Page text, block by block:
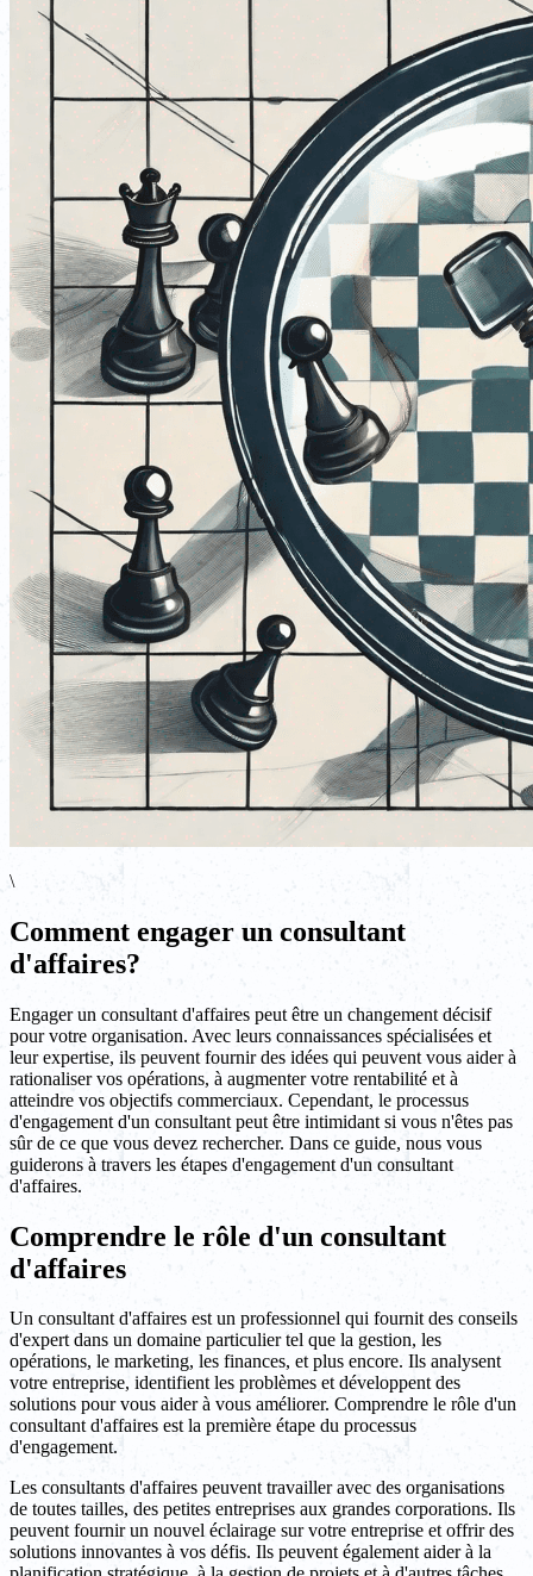
\
Comment engager un consultant
d'affaires?
Engager un consultant d'affaires peut être un changement décisif
pour votre organisation. Avec leurs connaissances spécialisées et
leur expertise, ils peuvent fournir des idées qui peuvent vous aider à
rationaliser vos opérations, à augmenter votre rentabilité et à
atteindre vos objectifs commerciaux. Cependant, le processus
d'engagement d'un consultant peut être intimidant si vous n'êtes pas
sûr de ce que vous devez rechercher. Dans ce guide, nous vous
guiderons à travers les étapes d'engagement d'un consultant
d'affaires.
Comprendre le rôle d'un consultant
d'affaires
Un consultant d'affaires est un professionnel qui fournit des conseils
d'expert dans un domaine particulier tel que la gestion, les
opérations, le marketing, les finances, et plus encore. Ils analysent
votre entreprise, identifient les problèmes et développent des
solutions pour vous aider à vous améliorer. Comprendre le rôle d'un
consultant d'affaires est la première étape du processus
d'engagement.
Les consultants d'affaires peuvent travailler avec des organisations
de toutes tailles, des petites entreprises aux grandes corporations. Ils
peuvent fournir un nouvel éclairage sur votre entreprise et offrir des
solutions innovantes à vos défis. Ils peuvent également aider à la